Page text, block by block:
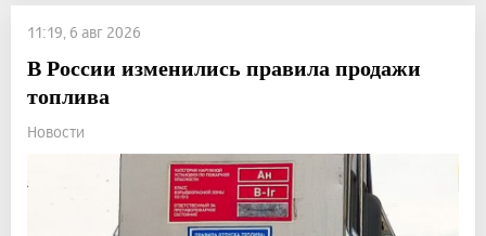
11:19, 6 авг 2026
В России изменились правила продажи
топлива
Новости